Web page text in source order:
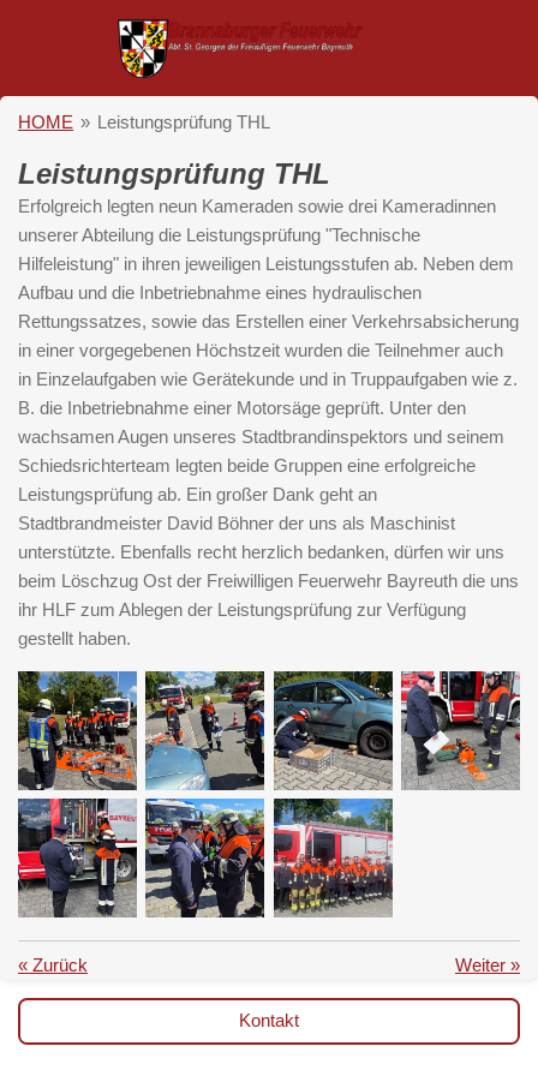
HOME » Leistungsprüfung THL
Leistungsprüfung THL
Erfolgreich legten neun Kameraden sowie drei Kameradinnen
unserer Abteilung die Leistungsprüfung "Technische
Hilfeleistung" in ihren jeweiligen Leistungsstufen ab. Neben dem
Aufbau und die Inbetriebnahme eines hydraulischen
Rettungssatzes, sowie das Erstellen einer Verkehrsabsicherung
in einer vorgegebenen Höchstzeit wurden die Teilnehmer auch
in Einzelaufgaben wie Gerätekunde und in Truppaufgaben wie z.
B. die Inbetriebnahme einer Motorsäge geprüft. Unter den
wachsamen Augen unseres Stadtbrandinspektors und seinem
Schiedsrichterteam legten beide Gruppen eine erfolgreiche
Leistungsprüfung ab. Ein großer Dank geht an
Stadtbrandmeister David Böhner der uns als Maschinist
unterstützte. Ebenfalls recht herzlich bedanken, dürfen wir uns
beim Löschzug Ost der Freiwilligen Feuerwehr Bayreuth die uns
ihr HLF zum Ablegen der Leistungsprüfung zur Verfügung
gestellt haben.
« Zurück Weiter »
Kontakt